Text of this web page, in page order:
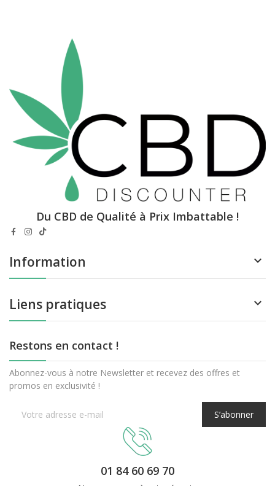
Du CBD de Qualité à Prix Imbattable !
Information
Liens pratiques
Restons en contact !
Abonnez-vous à notre Newsletter et recevez des offres et
S’abonner